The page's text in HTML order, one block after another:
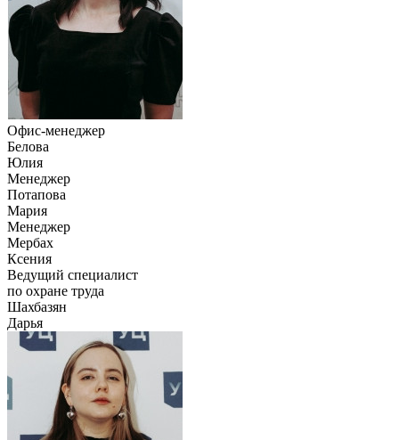
Офис-менеджер
Белова
Юлия
Менеджер
Потапова
Мария
Менеджер
Мербах
Ксения
Ведущий специалист
по охране труда
Шахбазян
Дарья